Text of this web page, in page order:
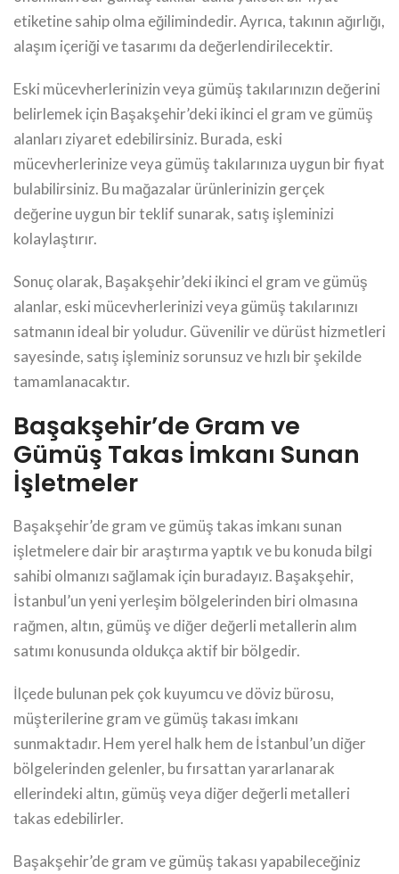
etiketine sahip olma eğilimindedir. Ayrıca, takının ağırlığı,
alaşım içeriği ve tasarımı da değerlendirilecektir.
Eski mücevherlerinizin veya gümüş takılarınızın değerini
belirlemek için Başakşehir’deki ikinci el gram ve gümüş
alanları ziyaret edebilirsiniz. Burada, eski
mücevherlerinize veya gümüş takılarınıza uygun bir fiyat
bulabilirsiniz. Bu mağazalar ürünlerinizin gerçek
değerine uygun bir teklif sunarak, satış işleminizi
kolaylaştırır.
Sonuç olarak, Başakşehir’deki ikinci el gram ve gümüş
alanlar, eski mücevherlerinizi veya gümüş takılarınızı
satmanın ideal bir yoludur. Güvenilir ve dürüst hizmetleri
sayesinde, satış işleminiz sorunsuz ve hızlı bir şekilde
tamamlanacaktır.
Başakşehir’de Gram ve
Gümüş Takas İmkanı Sunan
İşletmeler
Başakşehir’de gram ve gümüş takas imkanı sunan
işletmelere dair bir araştırma yaptık ve bu konuda bilgi
sahibi olmanızı sağlamak için buradayız. Başakşehir,
İstanbul’un yeni yerleşim bölgelerinden biri olmasına
rağmen, altın, gümüş ve diğer değerli metallerin alım
satımı konusunda oldukça aktif bir bölgedir.
İlçede bulunan pek çok kuyumcu ve döviz bürosu,
müşterilerine gram ve gümüş takası imkanı
sunmaktadır. Hem yerel halk hem de İstanbul’un diğer
bölgelerinden gelenler, bu fırsattan yararlanarak
ellerindeki altın, gümüş veya diğer değerli metalleri
takas edebilirler.
Başakşehir’de gram ve gümüş takası yapabileceğiniz